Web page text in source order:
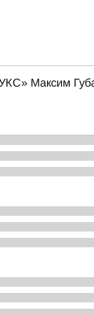
Максим